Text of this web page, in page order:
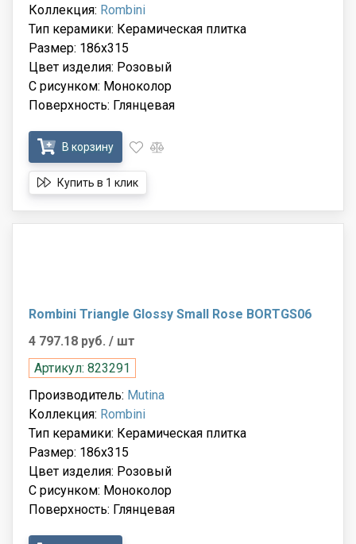
Коллекция: Rombini
Тип керамики: Керамическая плитка
Размер: 186x315
Цвет изделия: Розовый
С рисунком: Моноколор
Поверхность: Глянцевая
В корзину
Купить в 1 клик
Rombini Triangle Glossy Small Rose BORTGS06
4 797.18 руб. / шт
Артикул: 823291
Производитель: Mutina
Коллекция: Rombini
Тип керамики: Керамическая плитка
Размер: 186x315
Цвет изделия: Розовый
С рисунком: Моноколор
Поверхность: Глянцевая